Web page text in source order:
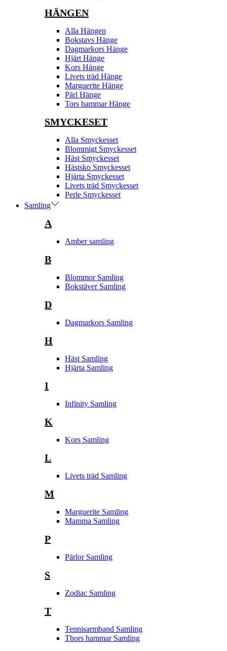
HÄNGEN
Alla Hängen
Bokstavs Hänge
Dagmarkors Hänge
Hjärt Hänge
Kors Hänge
Livets träd Hänge
Marguerite Hänge
Pärl Hänge
Tors hammar Hänge
SMYCKESET
Alla Smyckesset
Blommigt Smyckesset
Häst Smyckesset
Hästsko Smyckesset
Hjärta Smyckesset
Livets träd Smyckesset
Perle Smyckesset
Samling
A
Amber samling
B
Blommor Samling
Bokstäver Samling
D
Dagmarkors Samling
H
Häst Samling
Hjärta Samling
I
Infinity Samling
K
Kors Samling
L
Livets träd Samling
M
Marguerite Samling
Mamma Samling
P
Pärlor Samling
S
Zodiac Samling
T
Tennisarmband Samling
Thors hammar Samling